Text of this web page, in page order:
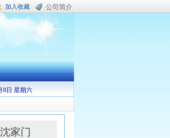
加入收藏 公司简介
企事业单位职工疗休养承办旅行社
8日 星期六
沈家门